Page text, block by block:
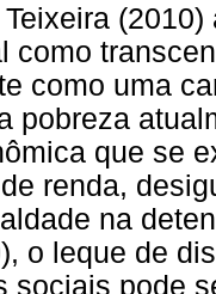
como
como uma
pobreza
que se
renda,
na
o leque de
sociais pode